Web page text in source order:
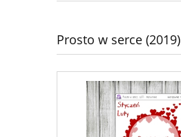
Prosto w serce (2019)